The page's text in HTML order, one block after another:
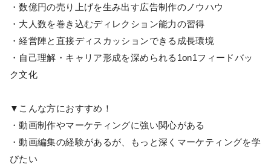
・数億円の売り上げを生み出す広告制作のノウハウ
・大人数を巻き込むディレクション能力の習得
・経営陣と直接ディスカッションできる成長環境
・自己理解・キャリア形成を深められる1on1フィードバッ
ク文化
▼こんな方におすすめ！
・動画制作やマーケティングに強い関心がある
・動画編集の経験があるが、もっと深くマーケティングを学
びたい